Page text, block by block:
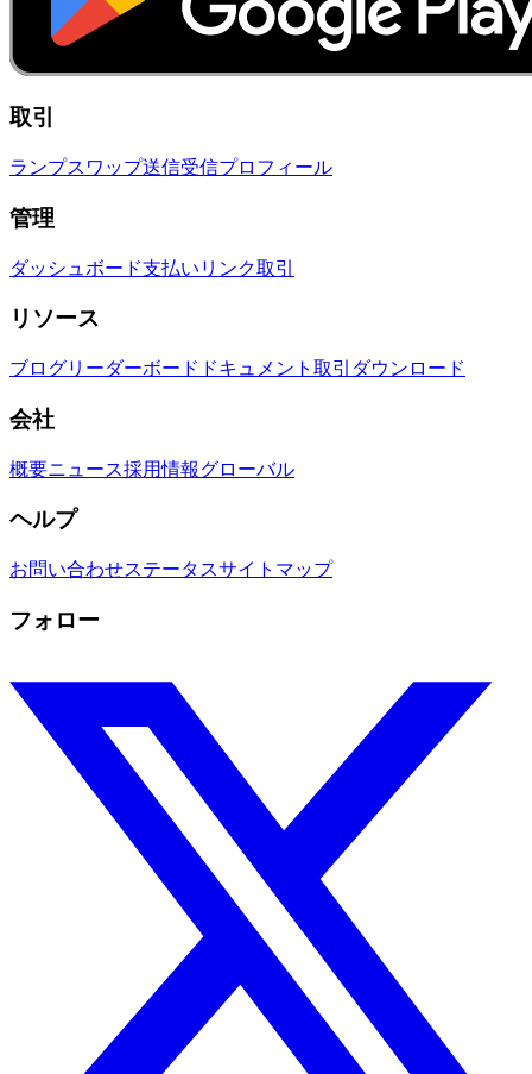
取引
ランプスワップ送信受信プロフィール
管理
ダッシュボード支払いリンク取引
リソース
ブログリーダーボード ドキュメント 取引 ダウンロード
会社
概要ニュース採用情報グローバル
ヘルプ
お問い合わせステータスサイトマップ
フォロー